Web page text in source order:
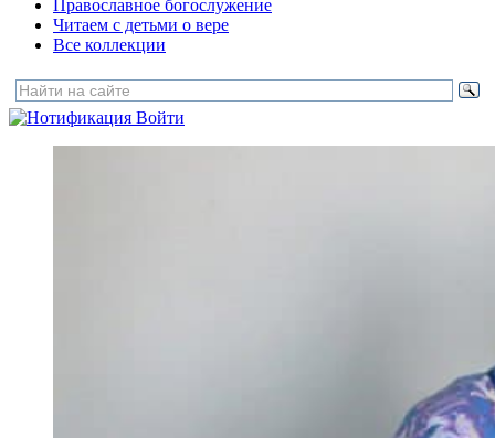
Православное богослужение
Читаем с детьми о вере
Все коллекции
Войти